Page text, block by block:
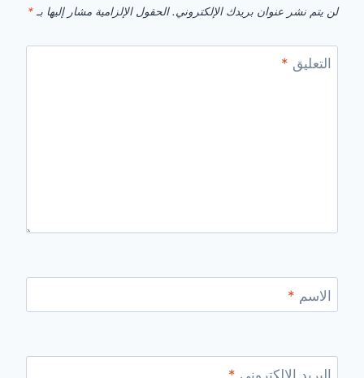
لن يتم نشر عنوان بريدك الإلكتروني. الحقول الإلزامية مشار إليها بـ *
التعليق *
الاسم *
البريد الإلكتروني *